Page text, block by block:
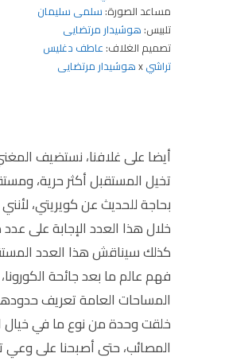
مساعد الصورة: سلمى سليمان
تلبيس: هوشیدار مرتضایی
تصميم الغلاف: عاطف دغليس
تراشي هوشیدار مرتضایی
أيضا على غلافنا، نستضيف
تخيل المستقبل أكثر حرية،
بحاجة للحديث عن كويريتي،
خلال هذا العدد الإجابة على
كذلك سيناقش هذا العدد
فهم عالم ما بعد جائحة
المساحات العامة تعريف
خلقت وحدة من نوع ما في خيال
المصائب، حتى أصبحنا على وعي